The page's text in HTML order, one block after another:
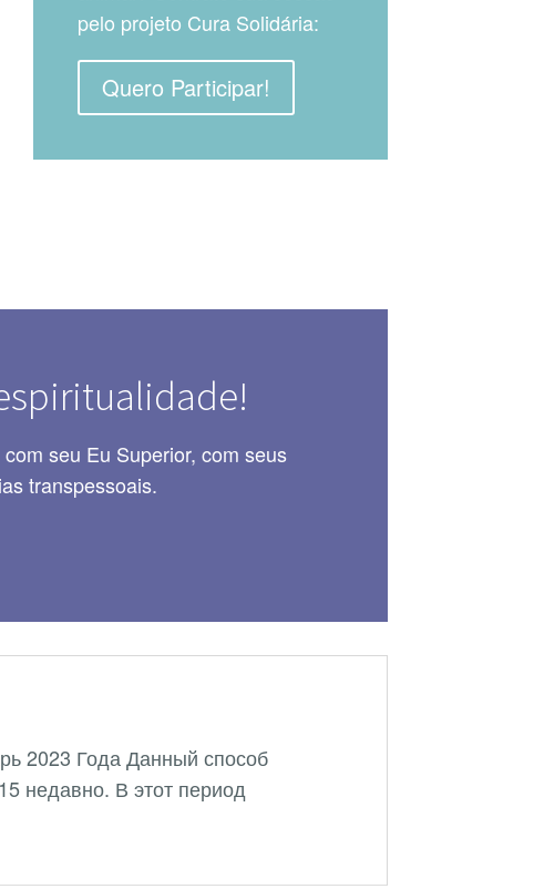
pelo projeto Cura Solidária:
Quero Participar!
seu Eu Superior, com seus
transpessoais.
2023 Года Данный способ
недавно. В этот период